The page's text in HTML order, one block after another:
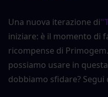
Una nuova iterazione di
iniziare: è il momento di
ricompense di
possiamo usare in
dobbiamo sfidare?